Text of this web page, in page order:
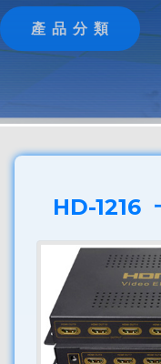
產 品 分 類
HD-1216